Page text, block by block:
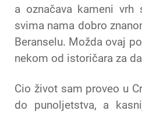
a označava kameni
svima nama dobro
Beranselu. Možda ovaj
nekom od istoričara za
Cio život sam proveo u
do punoljetstva, a